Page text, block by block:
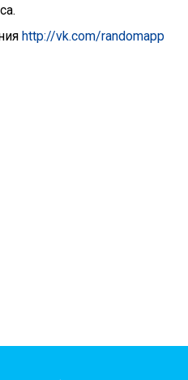
http://vk.com/randomapp